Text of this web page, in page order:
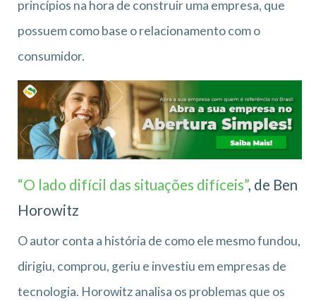
princípios na hora de construir uma empresa, que
possuem como base o relacionamento com o
consumidor.
“O lado difícil das situações difíceis”, de Ben
Horowitz
O autor conta a história de como ele mesmo fundou,
dirigiu, comprou, geriu e investiu em empresas de
tecnologia. Horowitz analisa os problemas que os